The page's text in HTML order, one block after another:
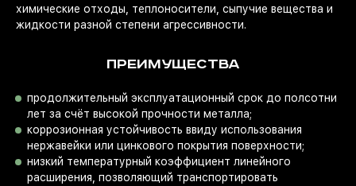
химические отходы, теплоносители, сыпучие вещества и
жидкости разной степени агрессивности.
ПРЕИМУЩЕСТВА
продолжительный эксплуатационный срок до полсотни
лет за счёт высокой прочности металла;
коррозионная устойчивость ввиду использования
нержавейки или цинкового покрытия поверхности;
низкий температурный коэффициент линейного
расширения, позволяющий транспортировать